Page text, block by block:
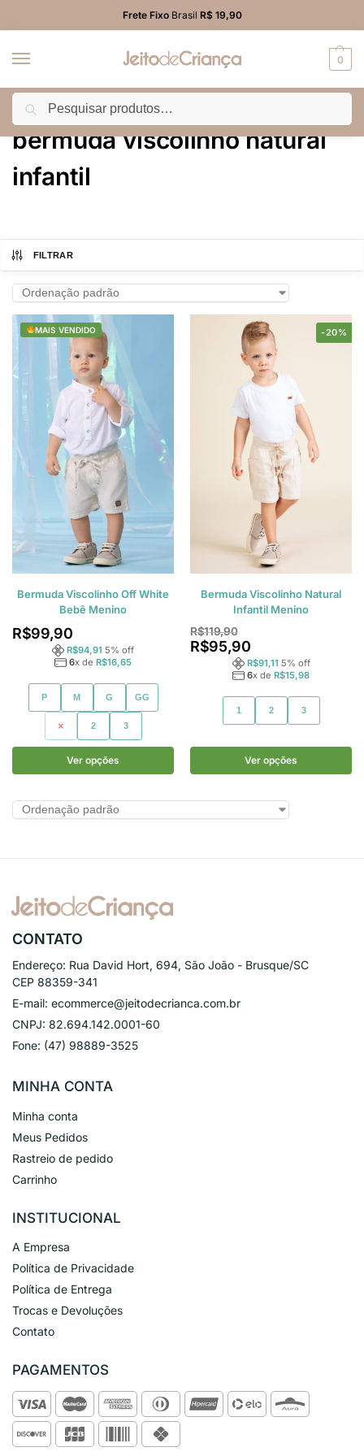
Frete FixoBrasil R$ 19,90
0
Início Produtos marcados com a tag “bermuda viscolinho natural infantil”
bermuda viscolinho natural
infantil
FILTRAR
MAIS VENDIDO
Bermuda Viscolinho Off White
Bebê Menino
R$99,90
R$94,91 5% off
6x de R$16,65
P M G GG
1 2 3
Ver opções
-20%
Bermuda Viscolinho Natural
Infantil Menino
R$119,90
R$95,90
R$91,11 5% off
6x de R$15,98
1 2 3
Ver opções
CONTATO
Endereço: Rua David Hort, 694, São João - Brusque/SC
CEP 88359-341
E-mail: ecommerce@jeitodecrianca.com.br
CNPJ: 82.694.142.0001-60
Fone: (47) 98889-3525
MINHA CONTA
Minha conta
Meus Pedidos
Rastreio de pedido
Carrinho
INSTITUCIONAL
A Empresa
Política de Privacidade
Política de Entrega
Trocas e Devoluções
Contato
PAGAMENTOS